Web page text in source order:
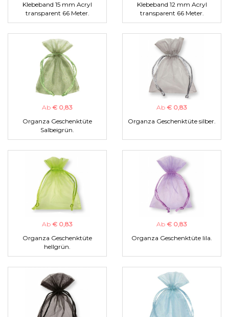
Klebeband 15 mm Acryl
transparent 66 Meter.
Klebeband 12 mm Acryl
transparent 66 Meter.
Ab € 0,83
Organza Geschenktüte
Salbeigrün.
Ab € 0,83
Organza Geschenktüte silber.
Ab € 0,83
Organza Geschenktüte
hellgrün.
Ab € 0,83
Organza Geschenktüte lila.